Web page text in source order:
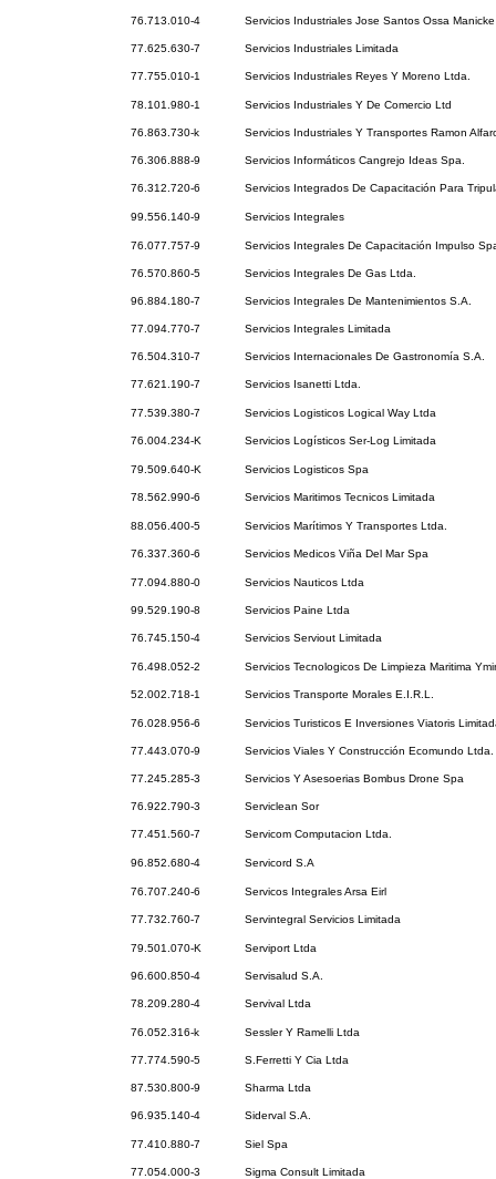
76.713.010-4 Servicios Industriales Jose Santos Ossa Manicke
77.625.630-7 Servicios Industriales Limitada
77.755.010-1 Servicios Industriales Reyes Y Moreno Ltda.
78.101.980-1 Servicios Industriales Y De Comercio Ltd
76.863.730-k Servicios Industriales Y Transportes Ramon
76.306.888-9 Servicios Informáticos Cangrejo Ideas Spa.
76.312.720-6 Servicios Integrados De Capacitación Para
99.556.140-9 Servicios Integrales
76.077.757-9 Servicios Integrales De Capacitación Impulso
76.570.860-5 Servicios Integrales De Gas Ltda.
96.884.180-7 Servicios Integrales De Mantenimientos S.A.
77.094.770-7 Servicios Integrales Limitada
76.504.310-7 Servicios Internacionales De Gastronomía S.A.
77.621.190-7 Servicios Isanetti Ltda.
77.539.380-7 Servicios Logisticos Logical Way Ltda
76.004.234-K Servicios Logísticos Ser-Log Limitada
79.509.640-K Servicios Logisticos Spa
78.562.990-6 Servicios Maritimos Tecnicos Limitada
88.056.400-5 Servicios Marítimos Y Transportes Ltda.
76.337.360-6 Servicios Medicos Viña Del Mar Spa
77.094.880-0 Servicios Nauticos Ltda
99.529.190-8 Servicios Paine Ltda
76.745.150-4 Servicios Serviout Limitada
76.498.052-2 Servicios Tecnologicos De Limpieza Maritima
52.002.718-1 Servicios Transporte Morales E.I.R.L.
76.028.956-6 Servicios Turisticos E Inversiones Viatoris
77.443.070-9 Servicios Viales Y Construcción Ecomundo Ltda.
77.245.285-3 Servicios Y Asesoerias Bombus Drone Spa
76.922.790-3 Serviclean Sor
77.451.560-7 Servicom Computacion Ltda.
96.852.680-4 Servicord S.A
76.707.240-6 Servicos Integrales Arsa Eirl
77.732.760-7 Servintegral Servicios Limitada
79.501.070-K Serviport Ltda
96.600.850-4 Servisalud S.A.
78.209.280-4 Servival Ltda
76.052.316-k Sessler Y Ramelli Ltda
77.774.590-5 S.Ferretti Y Cia Ltda
87.530.800-9 Sharma Ltda
96.935.140-4 Siderval S.A.
77.410.880-7 Siel Spa
77.054.000-3 Sigma Consult Limitada